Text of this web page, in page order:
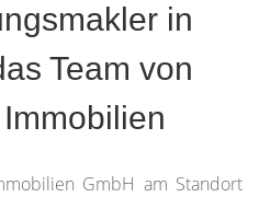
in
Team von
GmbH am Standort